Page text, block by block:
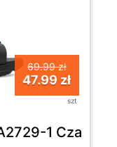
69.99 zł
47.99 zł
szt
1 Czarny